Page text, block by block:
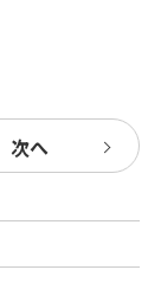
次へ